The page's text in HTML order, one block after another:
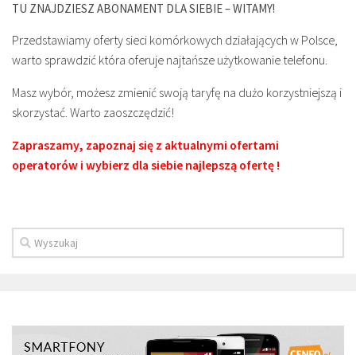
TU ZNAJDZIESZ ABONAMENT DLA SIEBIE – WITAMY!
Przedstawiamy oferty sieci komórkowych działających w Polsce,
warto sprawdzić która oferuje najtańsze użytkowanie telefonu.
Masz wybór, możesz zmienić swoją taryfę na dużo korzystniejszą i
skorzystać. Warto zaoszczędzić!
Zapraszamy, zapoznaj się z aktualnymi ofertami
operatorów i wybierz dla siebie najlepszą ofertę !